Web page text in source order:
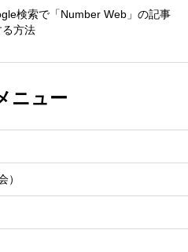
検索で「Number Web」の記事
る方法
ニュー
）